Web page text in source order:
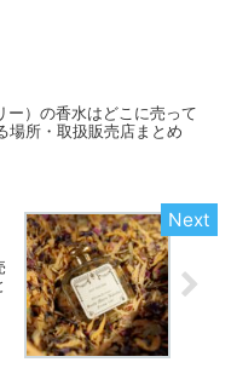
ー）の香水はどこに売って
場所・取扱販売店まとめ